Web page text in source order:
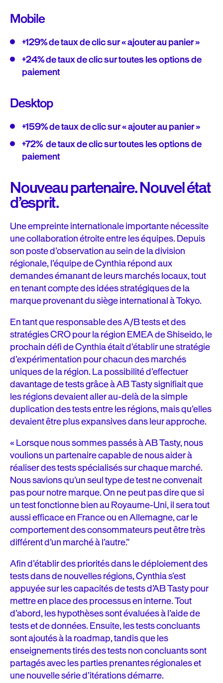
Mobile
+129% de taux de clic sur « ajouter au panier »
+24% de taux de clic sur toutes les options de
paiement
Desktop
+159% de taux de clic sur « ajouter au panier »
+72% de taux de clic sur toutes les options de
paiement
Nouveau partenaire. Nouvel état
d’esprit.
Une empreinte internationale importante nécessite
une collaboration étroite entre les équipes. Depuis
son poste d’observation au sein de la division
régionale, l’équipe de Cynthia répond aux
demandes émanant de leurs marchés locaux, tout
en tenant compte des idées stratégiques de la
marque provenant du siège international à Tokyo.
En tant que responsable des A/B tests et des
stratégies CRO pour la région EMEA de Shiseido, le
prochain défi de Cynthia était d’établir une stratégie
d’expérimentation pour chacun des marchés
uniques de la région. La possibilité d’effectuer
davantage de tests grâce à AB Tasty signifiait que
les régions devaient aller au-delà de la simple
duplication des tests entre les régions, mais qu’elles
devaient être plus expansives dans leur approche.
« Lorsque nous sommes passés à AB Tasty, nous
voulions un partenaire capable de nous aider à
réaliser des tests spécialisés sur chaque marché.
Nous savions qu’un seul type de test ne convenait
pas pour notre marque. On ne peut pas dire que si
un test fonctionne bien au Royaume-Uni, il sera tout
aussi efficace en France ou en Allemagne, car le
comportement des consommateurs peut être très
différent d’un marché à l’autre.”
Afin d’établir des priorités dans le déploiement des
tests dans de nouvelles régions, Cynthia s’est
appuyée sur les capacités de tests d’AB Tasty pour
mettre en place des processus en interne. Tout
d’abord, les hypothèses sont évaluées à l’aide de
tests et de données. Ensuite, les tests concluants
sont ajoutés à la roadmap, tandis que les
enseignements tirés des tests non concluants sont
partagés avec les parties prenantes régionales et
une nouvelle série d’itérations démarre.